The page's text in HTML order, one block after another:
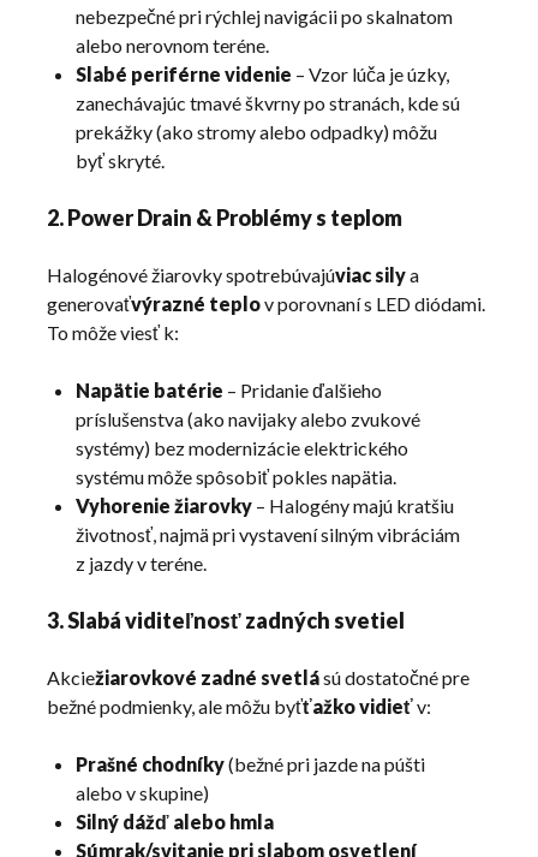
nebezpečné pri rýchlej navigácii po skalnatom
alebo nerovnom teréne.
Slabé periférne videnie – Vzor lúča je úzky,
zanechávajúc tmavé škvrny po stranách, kde sú
prekážky (ako stromy alebo odpadky) môžu
byť skryté.
2. Power Drain & Problémy s teplom
Halogénové žiarovky spotrebúvajúviac silya
generovaťvýrazné teplov porovnaní s LED diódami.
To môže viesť k:
Napätie batérie – Pridanie ďalšieho
príslušenstva (ako navijaky alebo zvukové
systémy) bez modernizácie elektrického
systému môže spôsobiť pokles napätia.
Vyhorenie žiarovky – Halogény majú kratšiu
životnosť, najmä pri vystavení silným vibráciám
z jazdy v teréne.
3. Slabá viditeľnosť zadných svetiel
Akciežiarovkové zadné svetlású dostatočné pre
bežné podmienky, ale môžu byťťažko vidieťv:
Prašné chodníky(bežné pri jazde na púšti
alebo v skupine)
Silný dážď alebo hmla
Súmrak/svitanie pri slabom osvetlení